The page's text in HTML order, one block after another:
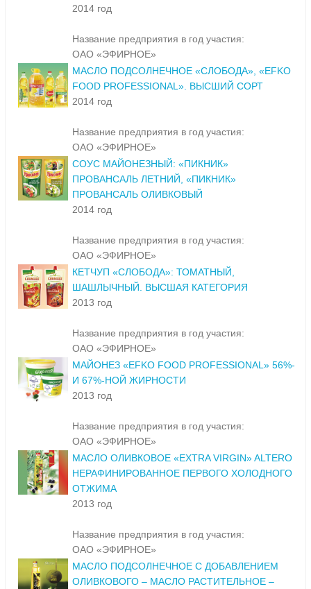
2014 год
Название предприятия в год участия:
ОАО «ЭФИРНОЕ»
МАСЛО ПОДСОЛНЕЧНОЕ «СЛОБОДА», «EFKO
FOOD PROFESSIONAL». ВЫСШИЙ СОРТ
2014 год
Название предприятия в год участия:
ОАО «ЭФИРНОЕ»
СОУС МАЙОНЕЗНЫЙ: «ПИКНИК»
ПРОВАНСАЛЬ ЛЕТНИЙ, «ПИКНИК»
ПРОВАНСАЛЬ ОЛИВКОВЫЙ
2014 год
Название предприятия в год участия:
ОАО «ЭФИРНОЕ»
КЕТЧУП «СЛОБОДА»: ТОМАТНЫЙ,
ШАШЛЫЧНЫЙ. ВЫСШАЯ КАТЕГОРИЯ
2013 год
Название предприятия в год участия:
ОАО «ЭФИРНОЕ»
МАЙОНЕЗ «EFKO FOOD PROFESSIONAL» 56%-
И 67%-НОЙ ЖИРНОСТИ
2013 год
Название предприятия в год участия:
ОАО «ЭФИРНОЕ»
МАСЛО ОЛИВКОВОЕ «EXTRA VIRGIN» ALTERO
НЕРАФИНИРОВАННОЕ ПЕРВОГО ХОЛОДНОГО
ОТЖИМА
2013 год
Название предприятия в год участия:
ОАО «ЭФИРНОЕ»
МАСЛО ПОДСОЛНЕЧНОЕ С ДОБАВЛЕНИЕМ
ОЛИВКОВОГО – МАСЛО РАСТИТЕЛЬНОЕ –